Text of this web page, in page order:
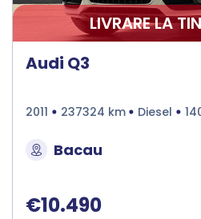
LIVRARE LA
Audi Q3
2011 237324 km Diesel
Bacau
€10.490